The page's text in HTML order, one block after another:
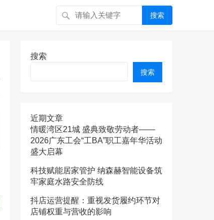
搜索
搜索
搜索
近期文章
情暖湾区21城 盛典致敬劳动者——
2026广东工会“工BA”职工嘉年华活动
盛大启幕
科技赋能居家管护 纳森赫智能设备筑
牢家庭水路安全防线
抖店运营提醒：重视发货履约环节对
店铺权重与营收的影响